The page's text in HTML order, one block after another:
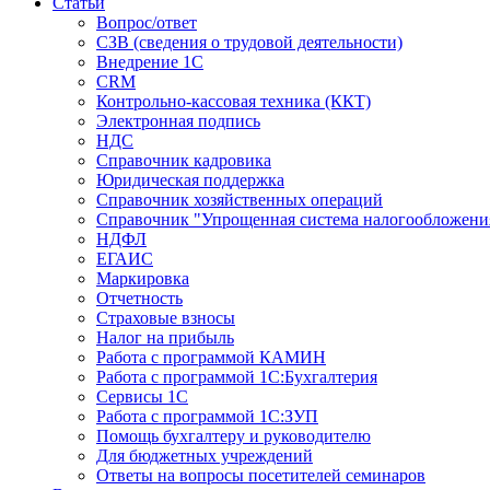
Вопрос/ответ
СЗВ (сведения о трудовой деятельности)
Внедрение 1С
CRM
Контрольно-кассовая техника (ККТ)
Электронная подпись
НДС
Справочник кадровика
Юридическая поддержка
Справочник хозяйственных операций
Справочник "Упрощенная система
НДФЛ
ЕГАИС
Маркировка
Отчетность
Страховые взносы
Налог на прибыль
Работа с программой КАМИН
Работа с программой 1С:Бухгалтерия
Сервисы 1С
Работа с программой 1С:ЗУП
Помощь бухгалтеру и руководителю
Для бюджетных учреждений
Ответы на вопросы посетителей семинаров